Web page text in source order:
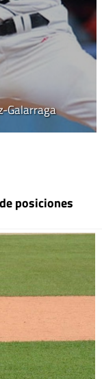
Galarraga
posiciones